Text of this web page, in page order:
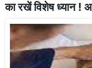
का रखें विशेष ध्यान !